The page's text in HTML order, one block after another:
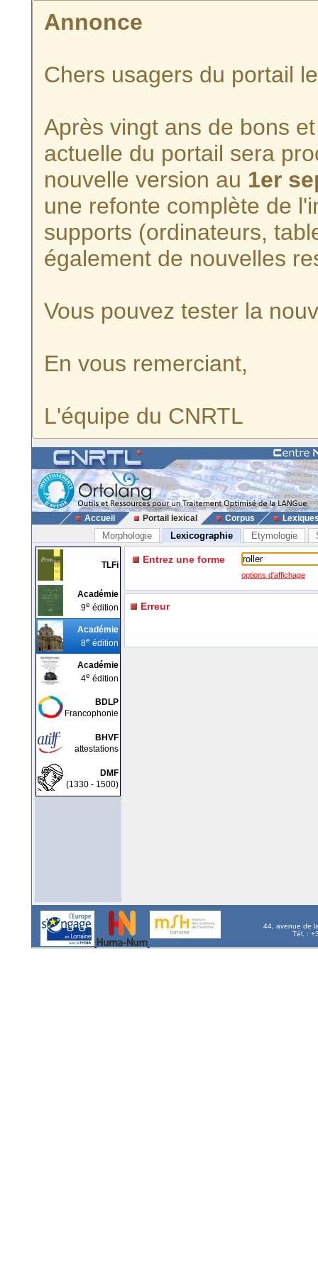
Annonce
Chers usagers du portail
Après vingt ans de bons
actuelle du portail sera
nouvelle version au 1er
une refonte complète de
supports (ordinateurs,
également de nouvelles
Vous pouvez tester la
En vous remerciant,
L'équipe du CNRTL
Accueil Portail lexical Corpus
Morphologie Lexicographie Etymologie
TLFi
Académie
9e édition
Académie
8e édition
Académie
4e édition
BDLP
Francophonie
BHVF
attestations
DMF
(1330 - 1500)
Entrez une forme
options d'affichage
Erreur
44, avenue de
Tél. :